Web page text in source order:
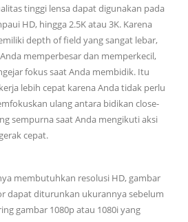
tinggi lensa dapat digunakan pada
HD, hingga 2.5K atau 3K. Karena
depth of field yang sangat lebar,
memperbesar dan memperkecil,
fokus saat Anda membidik. Itu
lebih cepat karena Anda tidak perlu
ulang antara bidikan close-
sempurna saat Anda mengikuti aksi
cepat.
membutuhkan resolusi HD, gambar
dapat diturunkan ukurannya sebelum
gambar 1080p atau 1080i yang